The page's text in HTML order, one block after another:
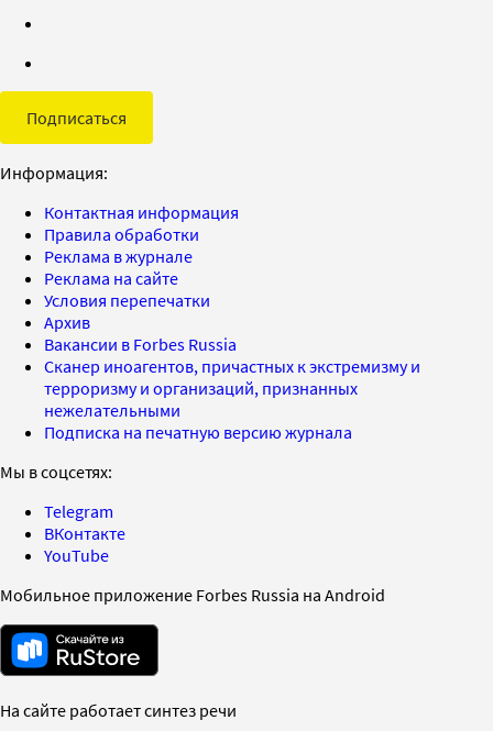
Подписаться
Информация:
Контактная информация
Правила обработки
Реклама в журнале
Реклама на сайте
Условия перепечатки
Архив
Вакансии в Forbes Russia
Сканер иноагентов, причастных к экстремизму и
терроризму и организаций, признанных
нежелательными
Подписка на печатную версию журнала
Мы в соцсетях:
Telegram
ВКонтакте
YouTube
Мобильное приложение Forbes Russia на Android
На сайте работает синтез речи